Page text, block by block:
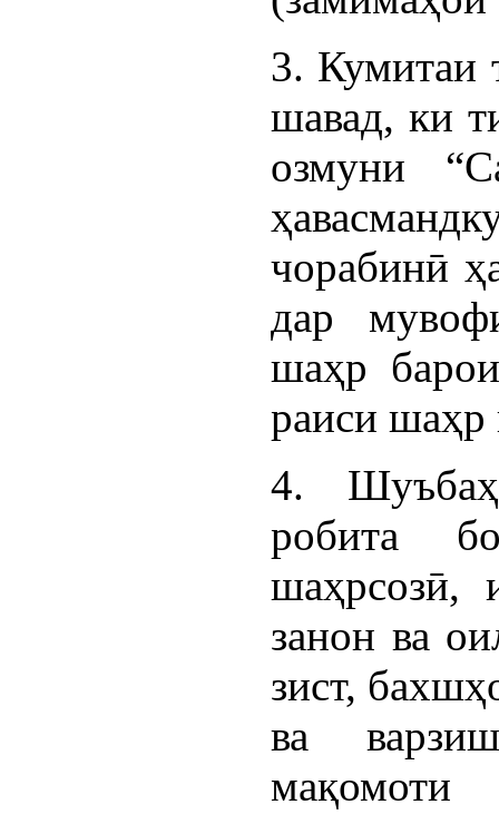
3. Кумитаи
шавад, ки
озмуни
чорабинӣ
дар
шаҳр
раиси
4.
робита
шаҳрсозӣ,
занон ва
зист,
ва